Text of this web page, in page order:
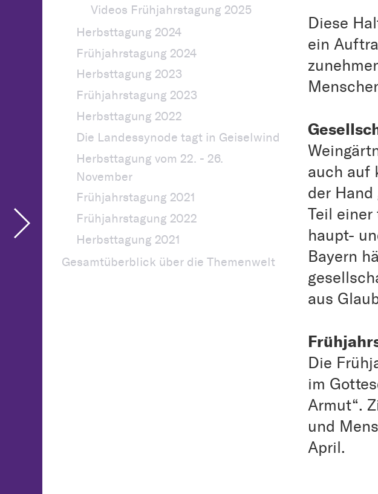
Videos Frühjahrstagung 2025
Herbsttagung 2024
Frühjahrstagung 2024
Herbsttagung 2023
Frühjahrstagung 2023
Herbsttagung 2022
Die Landessynode tagt in Geiselwind
Herbsttagung vom 22. - 26.
November
Frühjahrstagung 2021
Frühjahrstagung 2022
Herbsttagung 2021
Gesamtüberblick über die Themenwelt
Diese
ein
auch auf
der
Teil
haupt-
Bayern
aus
Die
im
Armut“.
und
April.